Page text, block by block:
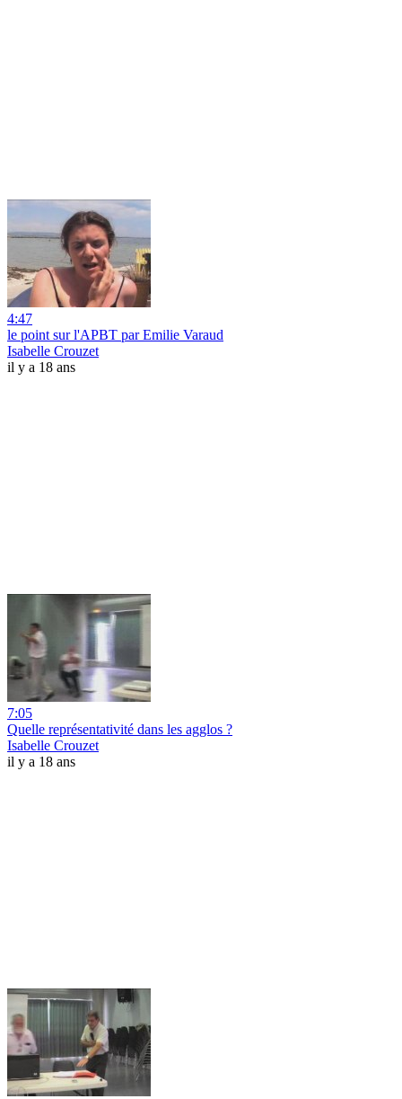
4:47
le point sur l'APBT par Emilie Varaud
Isabelle Crouzet
il y a 18 ans
7:05
Quelle représentativité dans les agglos ?
Isabelle Crouzet
il y a 18 ans